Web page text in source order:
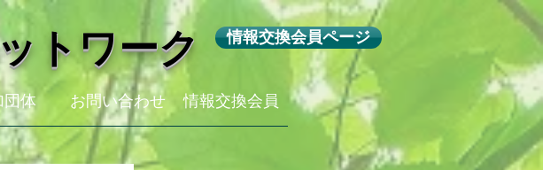
トワーク
団体 お問い合わせ 情報交換会員
情報交換会員ページ